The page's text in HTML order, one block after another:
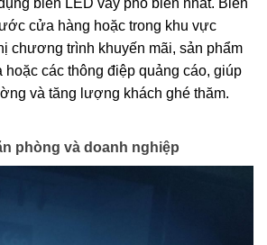
cửa hàng hoặc trong khu vực
chương trình khuyến mãi, sản phẩm
các thông điệp quảng cáo, giúp
và tăng lượng khách ghé thăm.
phòng và doanh nghiệp